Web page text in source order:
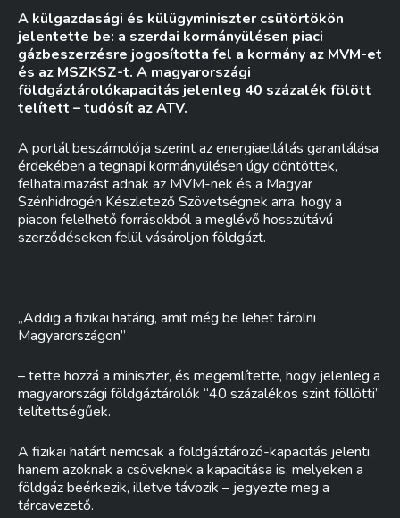
A külgazdasági és külügyminiszter csütörtökön
jelentette be: a szerdai kormányülésen piaci
gázbeszerzésre jogosította fel a kormány az MVM-et
és az MSZKSZ-t. A magyarországi
földgáztárolókapacitás jelenleg 40 százalék fölött
telített – tudósít az ATV.
A portál beszámolója szerint az energiaellátás garantálása
érdekében a tegnapi kormányülésen úgy döntöttek,
felhatalmazást adnak az MVM-nek és a Magyar
Szénhidrogén Készletező Szövetségnek arra, hogy a
piacon felelhető forrásokból a meglévő hosszútávú
szerződéseken felül vásároljon földgázt.
„Addig a fizikai határig, amit még be lehet tárolni
Magyarországon”
– tette hozzá a miniszter, és megemlítette, hogy jelenleg a
magyarországi földgáztárolók “40 százalékos szint föllötti”
telítettségűek.
A fizikai határt nemcsak a földgáztározó-kapacitás jelenti,
hanem azoknak a csöveknek a kapacitása is, melyeken a
földgáz beérkezik, illetve távozik – jegyezte meg a
tárcavezető.